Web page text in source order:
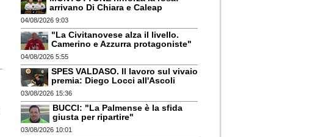
arrivano Di Chiara e Caleap
04/08/2026 9:03
"La Civitanovese alza il livello.
Camerino e Azzurra protagoniste"
04/08/2026 5:55
SPES VALDASO. Il lavoro sul vivaio
premia: Diego Locci all'Ascoli
03/08/2026 15:36
BUCCI: "La Palmense è la sfida
giusta per ripartire"
03/08/2026 10:01